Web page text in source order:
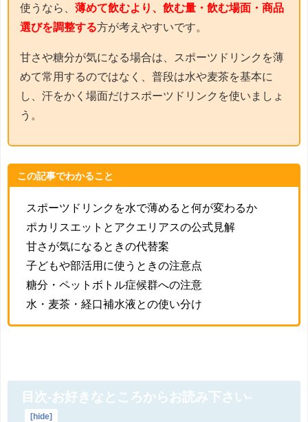
使うなら、 薄めて飲むより、飲む量・飲む場面・商品
選びを調整する方が考えやすいです。
甘さや糖分が気になる場合は、スポーツドリンクを薄
めて常用するのではなく、普段は水や麦茶を基本に
し、汗をかく場面だけスポーツドリンクを使いましょ
う。
この記事でわかること
スポーツドリンクを水で薄めると何が変わるか
ポカリスエットとアクエリアスの公式見解
甘さが気になるときの代替案
子どもや部活用に使うときの注意点
糖分・ペットボトル症候群への注意
水・麦茶・経口補水液との使い分け
目次-お好きなところからお読み下さい-
[hide]